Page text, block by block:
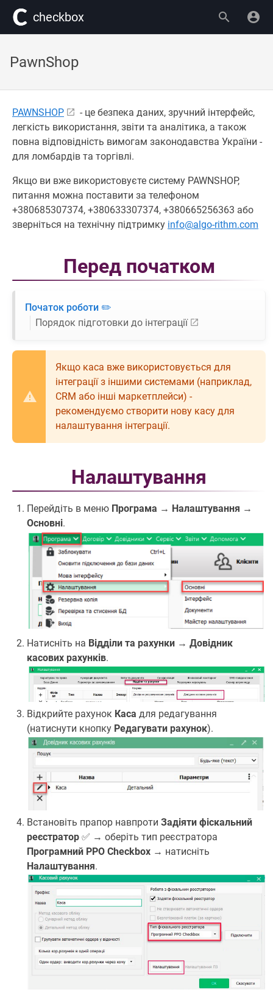
сheckbox
PawnShop
PAWNSHOP
- це безпека даних, зручний інтерфейс,
легкість використання, звіти та аналітика, а також
повна відповідність вимогам законодавства України -
для ломбардів та торгівлі.
Якщо ви вже використовуєте систему PAWNSHOP,
питання можна поставити за телефоном
+380685307374, +380633307374, +380665256363 або
зверніться на технічну підтримку info@algo-rithm.com
Перед початком
Початок роботи ✏️
Порядок підготовки до інтеграції
Якщо каса вже використовується для
інтеграції з іншими системами (наприклад,
CRM або інші маркетплейси) -
рекомендуємо створити нову касу для
налаштування інтеграції.
Налаштування
Перейдіть в меню Програма → Налаштування →
Основні.
Натисніть на Відділи та рахунки → Довідник
касових рахунків.
Відкрийте рахунок Каса для редагування
(натиснути кнопку Редагувати рахунок).
Встановіть прапор навпроти Задіяти фіскальний
реєстратор ✅ → оберіть тип реєстратора
Програмний РРО Checkbox → натисніть
Налаштування.